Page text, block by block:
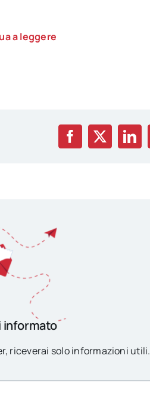
a leggere
informato
riceverai solo informazioni utili.